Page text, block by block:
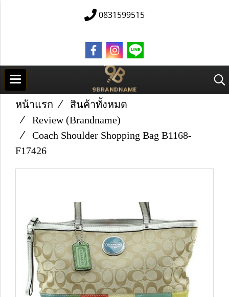
0831599515
หน้าแรก
สินค้าทั้งหมด
Review (Brandname)
Coach Shoulder Shopping Bag B1168-
F17426